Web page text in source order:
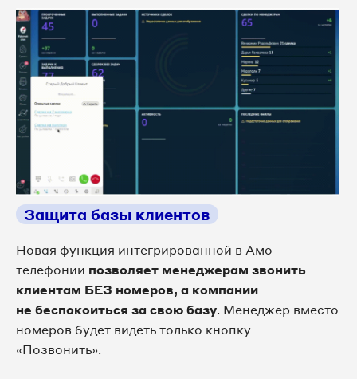
Защита базы клиентов
Новая функция интегрированной в Амо
телефонии позволяет менеджерам звонить
клиентам БЕЗ номеров, а компании
не беспокоиться за свою базу. Менеджер вместо
номеров будет видеть только кнопку
«Позвонить».